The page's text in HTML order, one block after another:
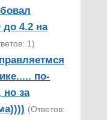
до 4.2 на
1)
по-
за
(Ответов: